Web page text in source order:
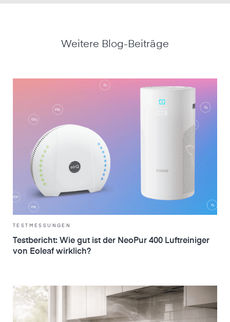
Weitere Blog-Beiträge
TESTMESSUNGEN
Testbericht: Wie gut ist der NeoPur 400 Luftreiniger
von Eoleaf wirklich?